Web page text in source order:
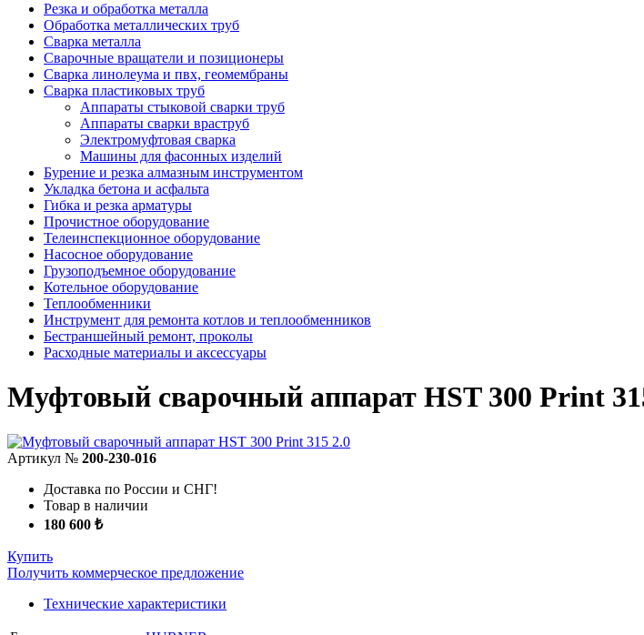
Резка и обработка металла
Обработка металлических труб
Сварка металла
Сварочные вращатели и позиционеры
Сварка линолеума и пвх, геомембраны
Сварка пластиковых труб
Аппараты стыковой сварки труб
Аппараты сварки враструб
Электромуфтовая сварка
Машины для фасонных изделий
Бурение и резка алмазным инструментом
Укладка бетона и асфальта
Гибка и резка арматуры
Прочистное оборудование
Телеинспекционное оборудование
Насосное оборудование
Грузоподъемное оборудование
Котельное оборудование
Теплообменники
Инструмент для ремонта котлов и теплообменников
Бестраншейный ремонт, проколы
Расходные материалы и аксессуары
Муфтовый сварочный аппарат HST 300 Print
Артикул № 200-230-016
Доставка по России и СНГ!
Товар в наличии
180 600 ₺
Купить
Получить коммерческое предложение
Технические характеристики